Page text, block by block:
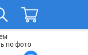
по фото